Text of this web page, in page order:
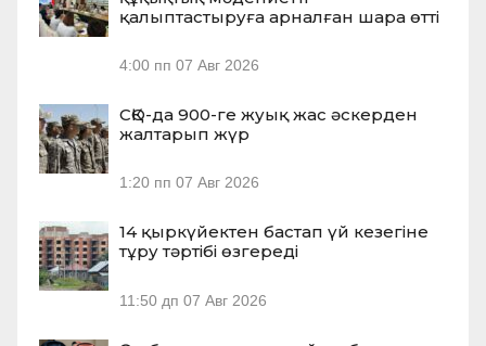
қалыптастыруға арналған шара өтті
4:00 пп 07 Авг 2026
СҚО-да 900-ге жуық жас әскерден
жалтарып жүр
1:20 пп 07 Авг 2026
14 қыркүйектен бастап үй кезегіне
тұру тәртібі өзгереді
11:50 дп 07 Авг 2026